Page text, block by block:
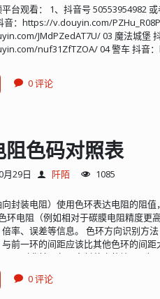
（Uniform Resource Locator，统一
资源的信息（例如 http、coap 等）
实现需要的资源和带宽较多，如果是
仅仅在单播情况下适用。 通信过程
似。 Client 发起请求，类型是 CON
代表请求温度。例如：
~sensors/temperature
系统中 CoAP Client 与CoAP Server
是 CoAP 协议解决物联网场景问题的
型的，CoAP 通过扩展协议方式也简单
询服务器端某个资源的最新状态时，订
资源 观察者 Observer：代表对某个
观察者需要向服务器登记感兴趣的
化时，服务器主动通知到观察者 观
， 其值为整数，通过该 options 来
已订阅主题。 在 notification 消息里
，以便客户端可以知道状态变化的先
天生支持排序 因为时间戳在最前面，
移，前面的字符会变大： 01H4Z...（
按时间排序 不需要额外的时间字段
资源管理器里按文件名排序来验证
UUID 36 字符 550e8400-e29b-41d4-
更短 不含 - 更适
果你的业务要求 ID 不能泄露任何时间
前缀时间戳可能会暴露生成频率和时
❌ 需要绝对连续且无空洞的 ID ULID 是
虽然比 UUID 短，但如果是海量数
仍然是最省空间的。 ULID 适合用在
日志追踪 ID。 分布式系统 不依赖数
好，写入性能更好。 消息队列 消息
兼顾“唯一性、时间排序、紧凑性”的
台观看： 1、抖音号 50553954982
音：https://v.douyin.com/
JMdPZedAT7U/ 03 魔法城堡 抖
nuf31ZfTZOA/ 04 警车 抖音
https://v.douyin.com/Nj_tFuX6rPw/ 06
2z5n_4rm1ww/ 08 小台灯 抖
音：https://v.douyin.com/LVyLJvuZ1r...
0 评论
阻色码对照表
月29日 阡陌 1085
封装电阻）使用色环表达电阻的阻
环电阻（例如相对于碳膜电阻精度更
率、误差等信息。 色环方向识别方
与前一环的间距应该比其他色环的间
显（尤其是色环多封装小的情况下）
2：找误差环法，快速找出误差环 误差
金色、银色。特别是金色、银色、底
0 评论